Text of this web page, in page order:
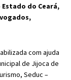
do Ceará,
com ajuda
de Jijoca de
Seduc –